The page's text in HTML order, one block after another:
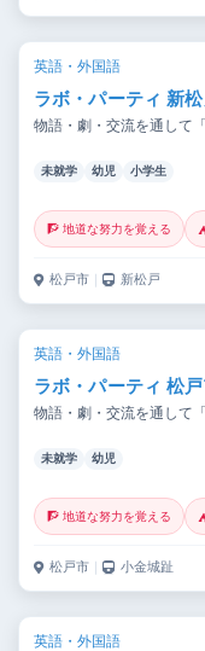
英語・外国語
ラボ・パーティ 新
物語・劇・交流を通して
未就学 幼児 小学生
🧗 地道な努力を覚える
松戸市 ｜ 新松戸
英語・外国語
ラボ・パーティ 松
物語・劇・交流を通して
未就学 幼児
🧗 地道な努力を覚える
松戸市 ｜ 小金城趾
英語・外国語